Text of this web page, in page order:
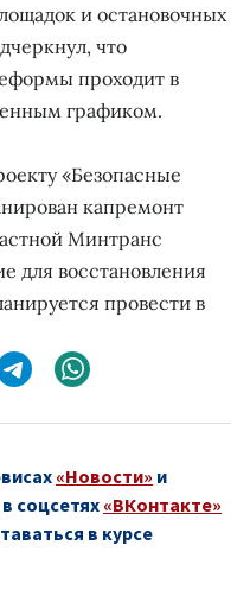
и остановочных
что
проходит в
графиком.
«Безопасные
капремонт
Минтранс
для восстановления
провести в
«Новости» и
в соцсетях «ВКонтакте»
в курсе